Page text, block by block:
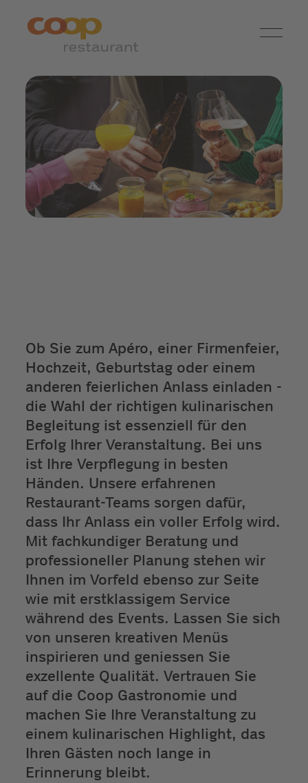
Ob Sie zum Apéro, einer Firmenfeier,
Hochzeit, Geburtstag oder einem
anderen feierlichen Anlass einladen -
die Wahl der richtigen kulinarischen
Begleitung ist essenziell für den
Erfolg Ihrer Veranstaltung. Bei uns
ist Ihre Verpflegung in besten
Händen. Unsere erfahrenen
Restaurant-Teams sorgen dafür,
dass Ihr Anlass ein voller Erfolg wird.
Mit fachkundiger Beratung und
professioneller Planung stehen wir
Ihnen im Vorfeld ebenso zur Seite
wie mit erstklassigem Service
während des Events. Lassen Sie sich
von unseren kreativen Menüs
inspirieren und geniessen Sie
exzellente Qualität. Vertrauen Sie
auf die Coop Gastronomie und
machen Sie Ihre Veranstaltung zu
einem kulinarischen Highlight, das
Ihren Gästen noch lange in
Erinnerung bleibt.